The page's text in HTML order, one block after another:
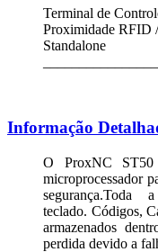
Terminal de
Proximidade RFID
Standalone
Informação
O ProxNC ST50
microprocessador
teclado. Códigos,
armazenados
perdida devido a